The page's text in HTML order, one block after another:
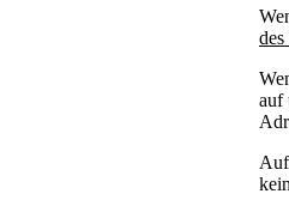
des
auf